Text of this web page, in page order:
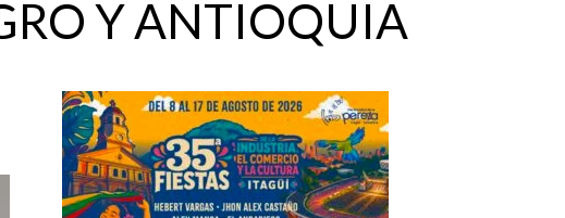
Y ANTIOQUIA